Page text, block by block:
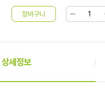
상세정보